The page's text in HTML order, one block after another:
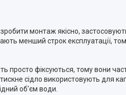
монтаж якісно,
менший строк експлуатації,
просто фіксуються, тому вони
сідло використовують для
об'єм води.